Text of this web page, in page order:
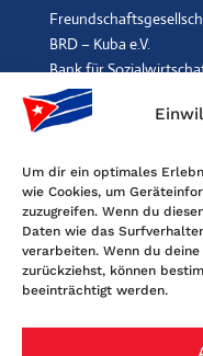
Um dir ein optimales
wie Cookies, um
zuzugreifen. Wenn du
Daten wie das
verarbeiten. Wenn du
zurückziehst, können
beeinträchtigt werden.
BRD – Kuba e.V.
Bank für
IBAN: DE96 3702 0500
Kontakt
Maybachstr. 159, 50670
E-Mail: